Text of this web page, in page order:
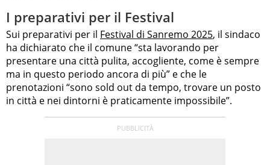
I preparativi per il Festival
Sui preparativi per il Festival di Sanremo 2025, il sindaco
ha dichiarato che il comune “sta lavorando per
presentare una città pulita, accogliente, come è sempre
ma in questo periodo ancora di più” e che le
prenotazioni “sono sold out da tempo, trovare un posto
in città e nei dintorni è praticamente impossibile”.